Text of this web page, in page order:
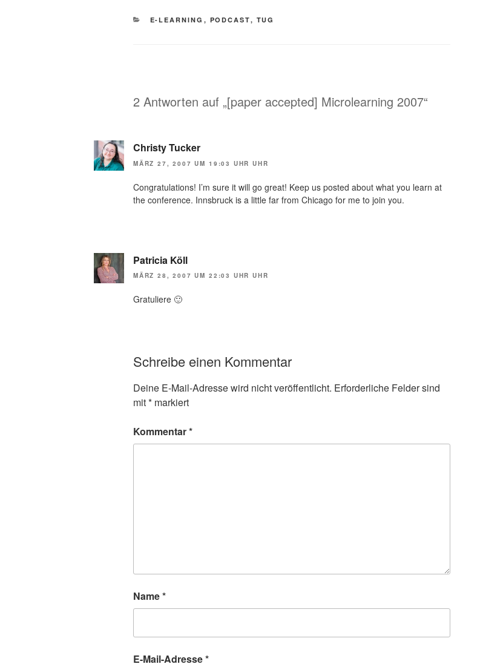
KATEGORIEN
E-LEARNING , PODCAST, TUG
2 Antworten auf „[paper accepted] Microlearning 2007“
Christy Tucker
MÄRZ 27, 2007 UM 19:03 UHR UHR
Congratulations! I’m sure it will go great! Keep us posted about what you learn at
the conference. Innsbruck is a little far from Chicago for me to join you.
Patricia Köll
MÄRZ 28, 2007 UM 22:03 UHR UHR
Gratuliere 🙂
Schreibe einen Kommentar
Deine E-Mail-Adresse wird nicht veröffentlicht. Erforderliche Felder sind
mit* markiert
Kommentar*
Name*
E-Mail-Adresse*